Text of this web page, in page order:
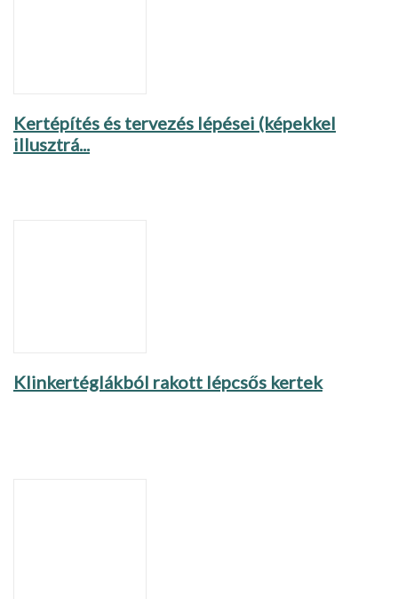
Kertépítés és tervezés lépései (képekkel
illusztrá...
Klinkertéglákból rakott lépcsős kertek